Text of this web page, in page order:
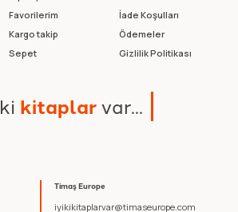
Timaş Europe
iyikikitaplarvar@timaseurope.com
Favorilerim
Kargo takip
Sepet
İade Koşulları
Ödemeler
Gizlilik Politikası
ki kitaplarvar...